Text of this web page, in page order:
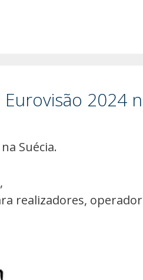
2024
Suécia.
realizadores,